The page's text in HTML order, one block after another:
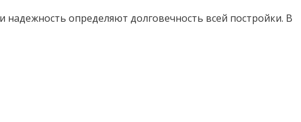
определяют долговечность всей постройки. В